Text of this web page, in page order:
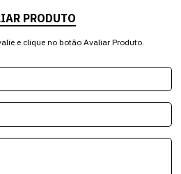
PRODUTO
e clique no botão Avaliar Produto.